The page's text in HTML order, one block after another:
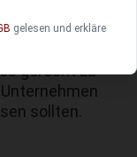
und besser
gerecht zu
sollten.
gelesen und erkläre